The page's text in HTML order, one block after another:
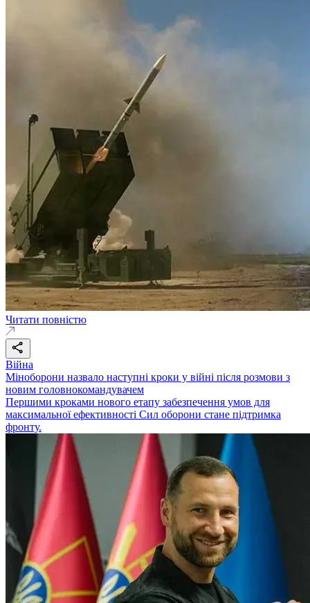
Читати повністю
Війна
Міноборони назвало наступні кроки у війні після розмови з
новим головнокомандувачем
Першими кроками нового етапу забезпечення умов для
максимальної ефективності Сил оборони стане підтримка
фронту.